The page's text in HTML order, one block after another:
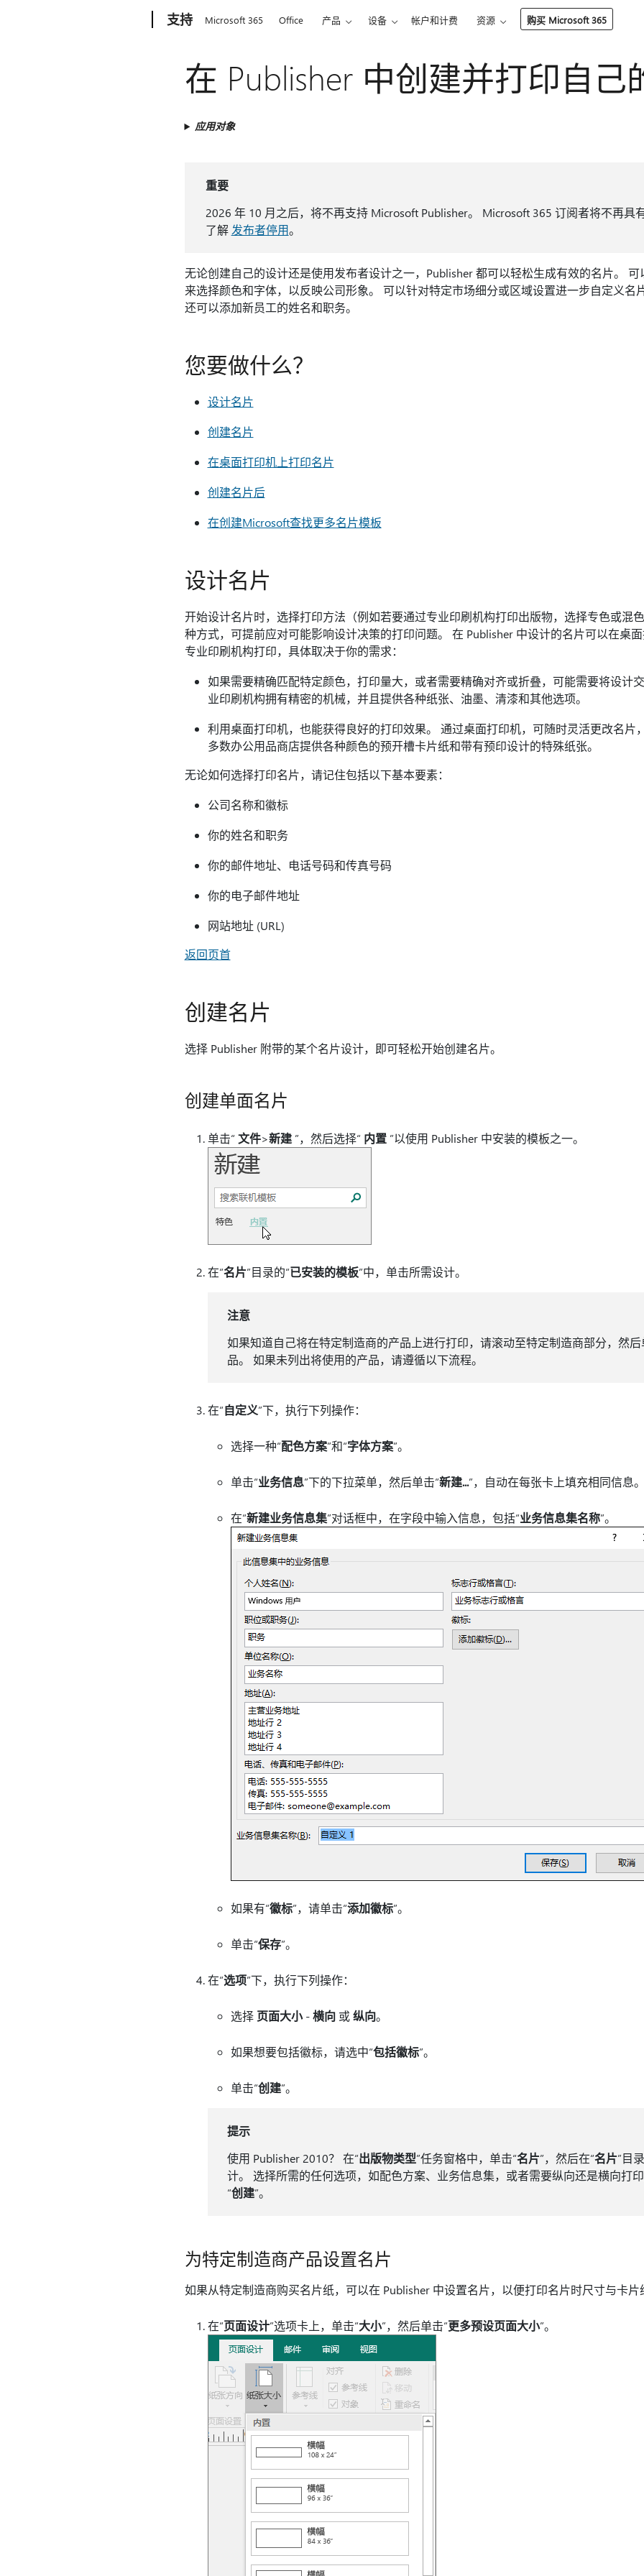
支持 Microsoft 365 Office 产品 设备 帐户和计费 资源 购买 Microsoft 365
在 Publisher 中创建并打印自己
应用对象
重要
2026 年 10 月之后，将不再支持 Microsoft Publisher。 Microsoft 365 订阅者将不再具
了解 发布者停用。
无论创建自己的设计还是使用发布者设计之一，Publisher 都可以轻松生成有效的名片。
来选择颜色和字体，以反映公司形象。 可以针对特定市场细分或区域设置进一步自定义名
还可以添加新员工的姓名和职务。
您要做什么？
设计名片
创建名片
在桌面打印机上打印名片
创建名片后
在创建Microsoft查找更多名片模板
设计名片
开始设计名片时，选择打印方法（例如若要通过专业印刷机构打印出版物，选择专色或混
种方式，可提前应对可能影响设计决策的打印问题。 在 Publisher 中设计的名片可以在桌
专业印刷机构打印，具体取决于你的需求：
如果需要精确匹配特定颜色，打印量大，或者需要精确对齐或折叠，可能需要将设计
业印刷机构拥有精密的机械，并且提供各种纸张、油墨、清漆和其他选项。
利用桌面打印机，也能获得良好的打印效果。 通过桌面打印机，可随时灵活更改名片
多数办公用品商店提供各种颜色的预开槽卡片纸和带有预印设计的特殊纸张。
无论如何选择打印名片，请记住包括以下基本要素：
公司名称和徽标
你的姓名和职务
你的邮件地址、电话号码和传真号码
你的电子邮件地址
网站地址 (URL)
返回页首
创建名片
选择 Publisher 附带的某个名片设计，即可轻松开始创建名片。
创建单面名片
单击“ 文件>新建”，然后选择“ 内置”以使用 Publisher 中安装的模板之一。
在“名片”目录的“已安装的模板”中，单击所需设计。
注意
如果知道自己将在特定制造商的产品上进行打印，请滚动至特定制造商部分，然
品。 如果未列出将使用的产品，请遵循以下流程。
在“自定义”下，执行下列操作：
选择一种“配色方案”和“字体方案”。
单击“业务信息”下的下拉菜单，然后单击“新建...”，自动在每张卡上填充相同信息。
在“新建业务信息集”对话框中，在字段中输入信息，包括“业务信息集名称”。
如果有“徽标”，请单击“添加徽标”。
单击“保存”。
在“选项”下，执行下列操作：
选择 页面大小-横向或纵向。
如果想要包括徽标，请选中“包括徽标”。
单击“创建”。
提示
使用 Publisher 2010？ 在“出版物类型”任务窗格中，单击“名片”，然后在“名片”目
计。 选择所需的任何选项，如配色方案、业务信息集，或者需要纵向还是横向打
“创建”。
为特定制造商产品设置名片
如果从特定制造商购买名片纸，可以在 Publisher 中设置名片，以便打印名片时尺寸与卡片
在“页面设计”选项卡上，单击“大小”，然后单击“更多预设页面大小”。